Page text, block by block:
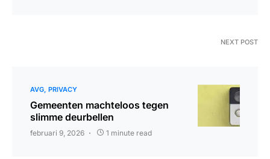
NEXT POST
AVG PRIVACY
Gemeenten machteloos tegen
slimme deurbellen
februari 9, 2026 1 minute read